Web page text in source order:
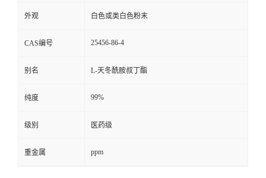
外观 白色或类白色粉末
CAS编号 25456-86-4
别名 L-天冬酰胺叔丁酯
纯度 99%
级别 医药级
重金属 ppm